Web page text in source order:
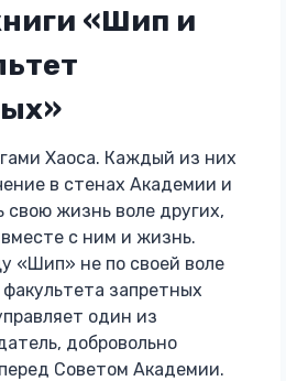
«Шип и
Хаоса. Каждый из них
в стенах Академии и
свою жизнь воле других,
с ним и жизнь.
«Шип» не по своей воле
факультета запретных
один из
добровольно
Советом Академии.